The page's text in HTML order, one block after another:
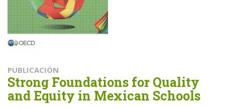
PUBLICACIÓN
Strong Foundations for Quality
and Equity in Mexican Schools